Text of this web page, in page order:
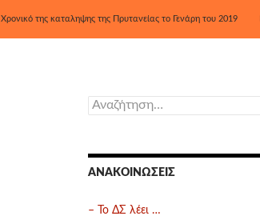
Χρονικό της καταληψης της Πρυτανείας το Γενάρη του 2019
Αναζήτηση
για:
ΑΝΑΚΟΙΝΏΣΕΙΣ
– Το ΔΣ λέει …